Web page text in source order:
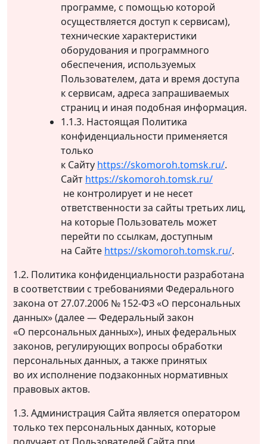
программе, с помощью которой
осуществляется доступ к сервисам),
технические характеристики
оборудования и программного
обеспечения, используемых
Пользователем, дата и время доступа
к сервисам, адреса запрашиваемых
страниц и иная подобная информация.
1.1.3. Настоящая Политика
конфиденциальности применяется
только
к Сайту https://skomoroh.tomsk.ru/.
Сайт https://skomoroh.tomsk.ru/
не контролирует и не несет
ответственности за сайты третьих лиц,
на которые Пользователь может
перейти по ссылкам, доступным
на Сайте https://skomoroh.tomsk.ru/.
1.2. Политика конфиденциальности разработана
в соответствии с требованиями Федерального
закона от 27.07.2006 № 152-ФЗ «О персональных
данных» (далее — Федеральный закон
«О персональных данных»), иных федеральных
законов, регулирующих вопросы обработки
персональных данных, а также принятых
во их исполнение подзаконных нормативных
правовых актов.
1.3. Администрация Сайта является оператором
только тех персональных данных, которые